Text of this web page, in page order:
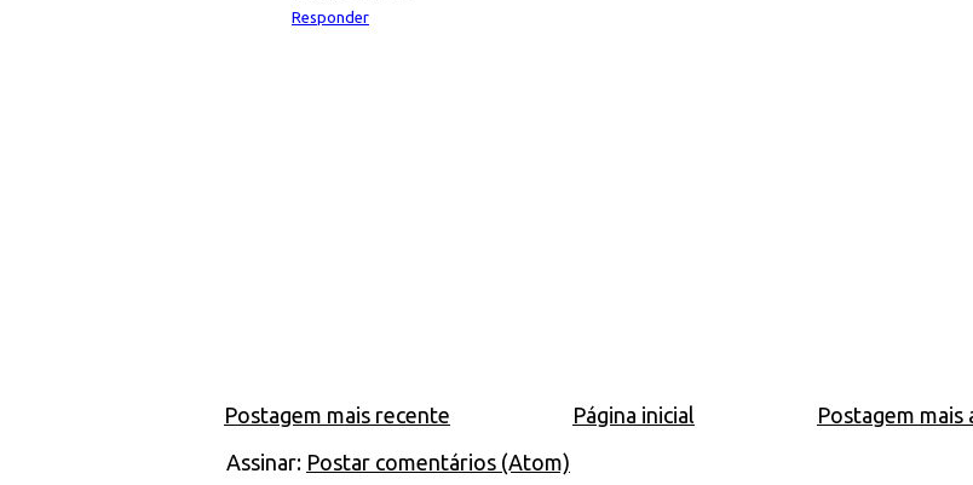
Responder
Postagem mais recente Postagem mais
Página inicial
Assinar: Postar comentários (Atom)